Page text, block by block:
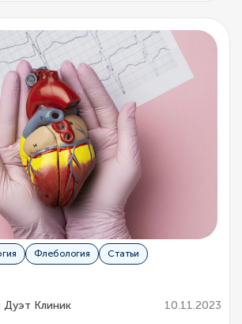
Флебология
Статьи
Дуэт Клиник
10.11.2023